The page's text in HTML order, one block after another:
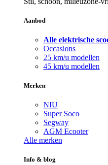
Aanbod
Alle elektrische
Occasions
25 km/u modellen
45 km/u modellen
Merken
NIU
Super Soco
Segway
AGM Ecooter
Alle merken
Info & blog